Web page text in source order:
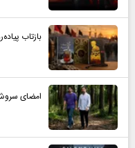
بازتاب
امضای